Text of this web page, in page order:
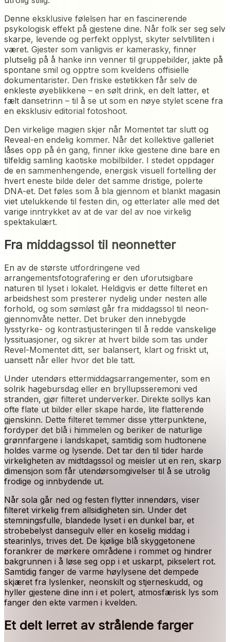
Denne eksklusive følelsen har en fascinerende
psykologisk effekt på gjestene dine. Når folk ser seg selv
skarpe, levende og perfekt opplyst, skyter selvtilliten i
været. Gjester som vanligvis er kamerasky, finner
plutselig på å hanke inn venner til gruppebilder, jakte på
spontane smil og opptre som kveldens offisielle
dokumentarister. Den friske estetikken får selv de
enkleste øyeblikkene – en sølt drink, en delt latter, et
fælt dansetrinn – til å se ut som en nøye stylet scene fra
en eksklusiv editorial fotoshoot.
Den virkelige magien skjer når Momentet tar slutt og
Reveal-en endelig kommer. Når det kollektive galleriet
låses opp på én gang, finner ikke gjestene dine bare en
tilfeldig samling kaotiske mobilbilder. I stedet oppdager
de en sammenhengende, energisk visuell fortelling der
hvert eneste bilde deler det samme dristige, polerte
DNA-et. Det føles som å bla gjennom et blankt magasin
viet utelukkende til festen din, og etterlater alle med det
varige inntrykket av at de var del av noe virkelig
spektakulært.
Fra middagssol til neonnetter
En av de største utfordringene ved
arrangementsfotografering er den uforutsigbare
naturen til lyset i lokalet. Heldigvis er dette filteret en
arbeidshest som presterer nydelig under nesten alle
forhold, og som sømløst går fra middagssol til neon-
gjennomvåte netter. Det bruker den innebygde
lysstyrke- og kontrastjusteringen til å redde vanskelige
lyssituasjoner, og sikrer at hvert bilde som tas under
Revel-Momentet ditt, ser balansert, klart og friskt ut,
uansett når eller hvor det ble tatt.
Under utendørs ettermiddagsarrangementer, som en
solrik hagebursdag eller en bryllupsseremoni ved
stranden, gjør filteret underverker. Direkte sollys kan
ofte flate ut bilder eller skape harde, lite flatterende
gjenskinn. Dette filteret temmer disse ytterpunktene,
fordyper det blå i himmelen og beriker de naturlige
grønnfargene i landskapet, samtidig som hudtonene
holdes varme og lysende. Det tar den til tider harde
virkeligheten av midtdagssol og meisler ut en ren, skarp
dimensjon som får utendørsomgivelser til å se utrolig
frodige og innbydende ut.
Når sola går ned og festen flytter innendørs, viser
filteret virkelig frem allsidigheten sin. Under det
stemningsfulle, blandede lyset i en dunkel bar, et
strobebelyst dansegulv eller en koselig middag i
stearinlys, trives det. De kjølige blå skyggetonene
forankrer de mørkere områdene i rommet og hindrer
bakgrunnen i å løse seg opp i et uskarpt, pikselert rot.
Samtidig fanger de varme høylysene det dempede
skjæret fra lyslenker, neonskilt og stjerneskudd, og
hyller gjestene dine inn i et polert, atmosfærisk lys som
fanger den ekte varmen i kvelden.
Et delt lerret av strålende farger